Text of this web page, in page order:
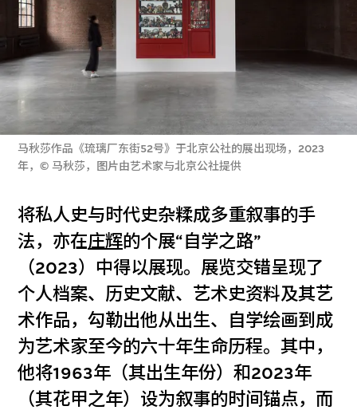
马秋莎作品《琉璃厂东街52号》于北京公社的展出现场，2023
年，© 马秋莎，图片由艺术家与北京公社提供
将私人史与时代史杂糅成多重叙事的手
法，亦在庄辉的个展“自学之路”
（2023）中得以展现。展览交错呈现了
个人档案、历史文献、艺术史资料及其艺
术作品，勾勒出他从出生、自学绘画到成
为艺术家至今的六十年生命历程。其中，
他将1963年（其出生年份）和2023年
（其花甲之年）设为叙事的时间锚点，而